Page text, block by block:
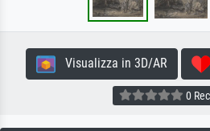
Visualizza in 3D/AR
0